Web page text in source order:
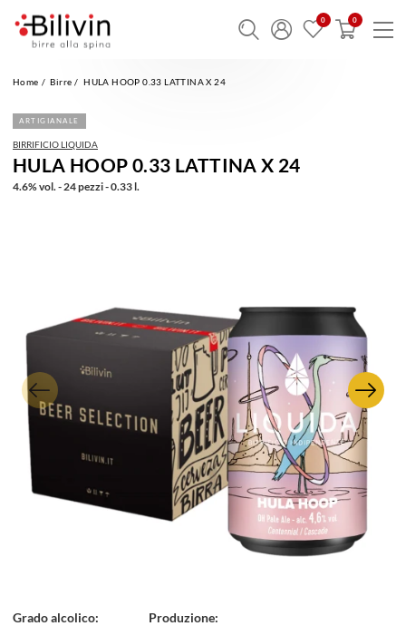
Home Birre HULA HOOP 0.33 LATTINA X 24
ARTIGIANALE
BIRRIFICIO LIQUIDA
HULA HOOP 0.33 LATTINA X 24
4.6% vol. - 24 pezzi - 0.33 l.
Grado alcolico
Produzione